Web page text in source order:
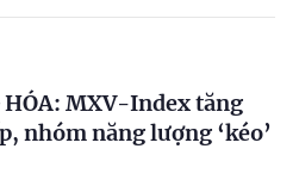
HÓA: MXV-Index tăng
nhóm năng lượng ‘kéo’